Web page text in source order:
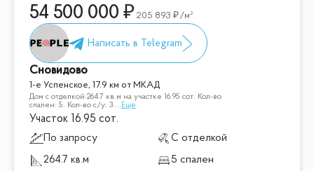
54 500 000 205 893 /м²
Сновидово
1-е Успенское, 17.9 км от МКАД
Дом с отделкой 264.7 кв.м на участке 16.95 cот. Кол-во
спален: 5. Кол-во с/у: 3.... Ещё
Участок 16.95 сот.
По запросу
С отделкой
264.7 кв.м
5 спален